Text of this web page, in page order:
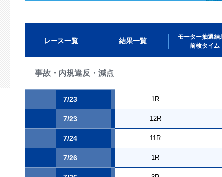
レース一覧 結果一覧
モーター抽選結
前検タイム
事故・内規違反・減点
7/23 1R
7/23 12R
7/24 11R
7/26 1R